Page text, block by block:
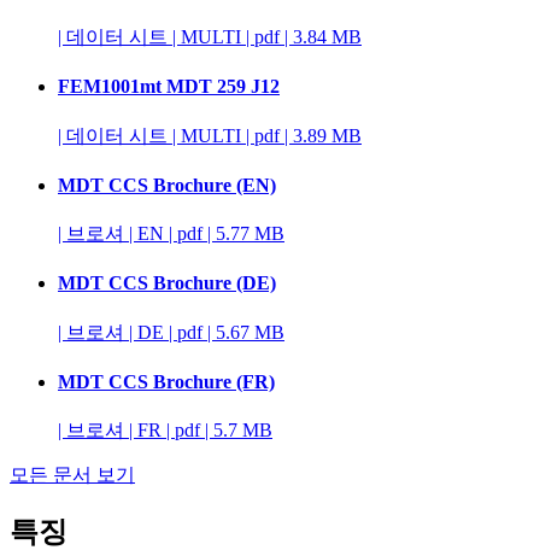
| 데이터 시트 | MULTI | pdf | 3.84 MB
FEM1001mt MDT 259 J12
| 데이터 시트 | MULTI | pdf | 3.89 MB
MDT CCS Brochure (EN)
| 브로셔 | EN | pdf | 5.77 MB
MDT CCS Brochure (DE)
| 브로셔 | DE | pdf | 5.67 MB
MDT CCS Brochure (FR)
| 브로셔 | FR | pdf | 5.7 MB
모든 문서 보기
특징